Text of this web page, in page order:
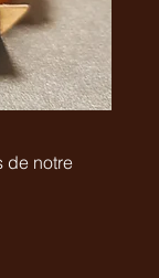
de notre